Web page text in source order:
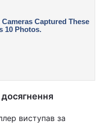
виступав за